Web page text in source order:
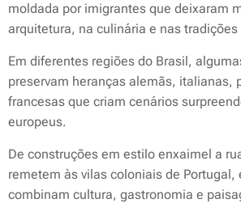
moldada por imigrantes que deixaram
arquitetura, na culinária e nas tradições
Em diferentes regiões do Brasil,
preservam heranças alemãs, italianas,
francesas que criam cenários
europeus.
De construções em estilo enxaimel a
remetem às vilas coloniais de Portugal,
combinam cultura, gastronomia e